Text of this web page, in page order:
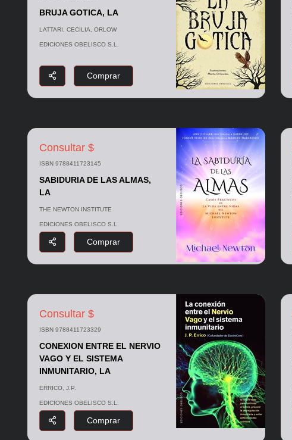
BRUJA GOTICA, LA
LATTARI, CECILIA, ORLOW
EDICIONES OBELISCO S.L.
Comprar
Consultar $
ISBN 9788411723145
SABIDURIA DE LAS ALMAS,
LA
THE NEWTON INSTITUTE
EDICIONES OBELISCO S.L.
Comprar
Consultar $
ISBN 9788411723329
CONEXION ENTRE EL NERVIO
VAGO Y EL SISTEMA
INMUNITARIO, LA
ERRICO, J.P.
EDICIONES OBELISCO S.L.
Comprar